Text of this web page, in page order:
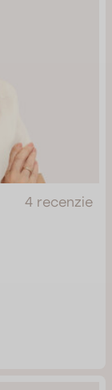
4 recenzie